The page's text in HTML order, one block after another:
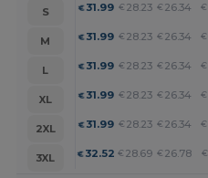
S €31.99 € 28.23 € 26.34 €
M
€31.99 € 28.23 € 26.34 €
L
€31.99 € 28.23 € 26.34 €
XL
€31.99 € 28.23 € 26.34 €
2XL
€31.99 € 28.23 € 26.34 €
3XL
€32.52 € 28.69 € 26.78 €